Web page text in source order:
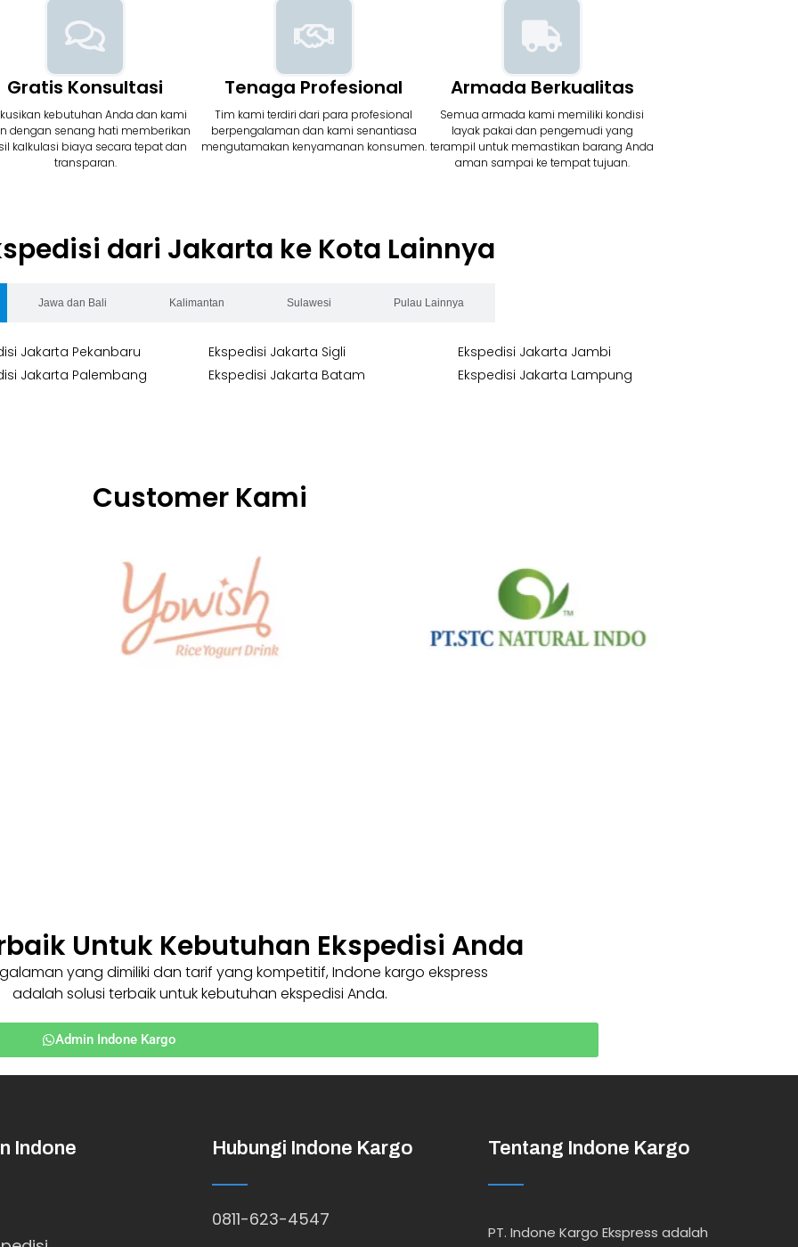
Gratis Konsultasi
kebutuhan Anda dan kami
dengan senang hati memberikan
kalkulasi biaya secara tepat dan
transparan.
Tenaga Profesional
Tim kami terdiri dari para profesional
berpengalaman dan kami senantiasa
mengutamakan kenyamanan konsumen.
Armada Berkualitas
Semua armada kami memiliki kondisi
layak pakai dan pengemudi yang
terampil untuk memastikan barang Anda
aman sampai ke tempat tujuan.
dari Jakarta ke Kota Lainnya
Jawa dan Bali Kalimantan Sulawesi Pulau Lainnya
Jakarta Pekanbaru
Jakarta Palembang
Ekspedisi Jakarta Sigli
Ekspedisi Jakarta Batam
Ekspedisi Jakarta Jambi
Ekspedisi Jakarta Lampung
Customer Kami
Untuk Kebutuhan Ekspedisi Anda
yang dimiliki dan tarif yang kompetitif, Indone kargo ekspress
adalah solusi terbaik untuk kebutuhan ekspedisi Anda.
Admin Indone Kargo
Indone Hubungi Indone Kargo
0811-623-4547
Tentang Indone Kargo
PT. Indone Kargo Ekspress adalah